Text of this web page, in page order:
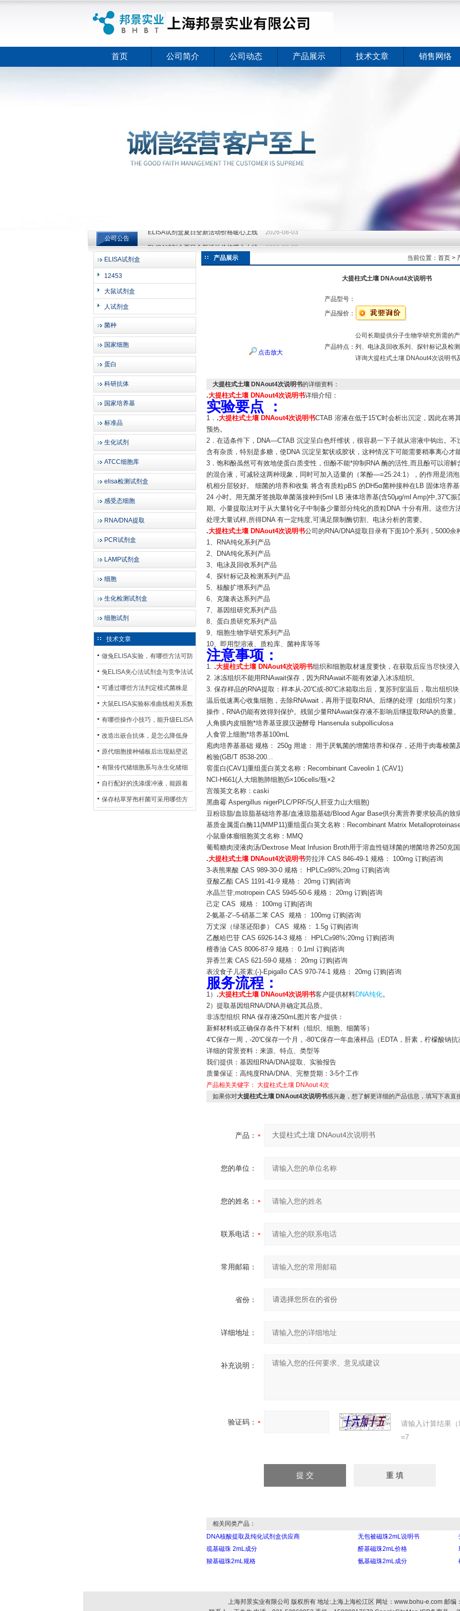
上海邦景实业有限公司
首页 公司简介 公司动态 产品展示 技术文章 销售网络
公司公告
ELISA试剂盒夏日全新活动价格暖心上线
ELISA试剂盒
12453
大鼠试剂盒
人试剂盒
菌种
国家细胞
蛋白
科研抗体
国家培养基
标准品
生化试剂
ATCC细胞库
elisa检测试剂盒
感受态细胞
RNA/DNA提取
PCR试剂盒
LAMP试剂盒
细胞
生化检测试剂盒
细胞试剂
技术文章
做兔ELISA实验，有哪些方法可防
止平台效应发生？
兔ELISA夹心法试剂盒与竞争法试
剂盒，适用检测场景存在哪些差
异？
可通过哪些方法判定模式菌株是
否存在杂菌污染？
大鼠ELISA实验标准曲线相关系数
偏低，可从哪些维度开展问题排
查？
有哪些操作小技巧，能升级ELISA
的LOD与LOQ性能？
改造出嵌合抗体，是怎么降低身
体生成抗鼠抗体（HAMA）的？
原代细胞接种铺板后出现贴壁迟
缓、悬浮细胞数量偏多的现象的
主要诱因
有限传代猪细胞系与永生化猪细
胞系，二者在增殖存活周期上有
什么区别？
自行配好的洗涤缓冲液，能跟着
试剂盒原装干粉放一处储存吗？
保存枯草芽孢杆菌可采用哪些方
产品展示 当前位置： 首页 >
大提柱式土壤 DNAout4次说明书
点击放大
产品型号：
产品报价：
产品特点：
公司长期提供分子生物学研究所需的
列、电泳及回收系列、探针标记及检
详询大提柱式土壤 DNAout4次说明书
大提柱式土壤 DNAout4次说明书的详细资料：
.大提柱式土壤 DNAout4次说明书详细介绍：
实验要点 ：
1． .大提柱式土壤 DNAout4次说明书CTAB 溶液在低于15℃时会析出沉淀，因此在将
预热。
2．在适条件下，DNA—CTAB 沉淀呈白色纤维状，很容易一下子就从溶液中钩出。不
含有杂质，特别是多糖，使DNA 沉淀呈絮状或胶状，这种情况下可能需要稍事离心才
3．饱和酚虽然可有效地使蛋白质变性，但酚不能*抑制RNA 酶的活性,而且酚可以溶解
的混合液，可减轻这两种现象，同时可加入适量的（苯酚—=25:24:1），的作用是消
机相分层较好。 细菌的培养和收集 将含有质粒pBS 的DH5α菌种接种在LB 固体培养
24 小时。用无菌牙签挑取单菌落接种到5ml LB 液体培养基(含50μg/ml Amp)中,37℃振
期。小量提取法对于从大量转化子中制备少量部分纯化的质粒DNA 十分有用。这些方
处理大量试样,所得DNA 有一定纯度,可满足限制酶切割、电泳分析的需要。
.大提柱式土壤 DNAout4次说明书公司的RNA/DNA提取目录有下面10个系列，5000余
1、RNA纯化系列产品
2、DNA纯化系列产品
3、电泳及回收系列产品
4、探针标记及检测系列产品
5、核酸扩增系列产品
6、克隆表达系列产品
7、基因组研究系列产品
8、蛋白质研究系列产品
9、细胞生物学研究系列产品
10、即用型溶液、质粒库、菌种库等等
注意事项：
1. .大提柱式土壤 DNAout4次说明书组织和细胞取材速度要快，在获取后应当尽快浸入
2. 冰冻组织不能用RNAwait保存，因为RNAwait不能有效渗入冰冻组织。
3. 保存样品的RNA提取：样本从-20℃或-80℃冰箱取出后，复苏到室温后，取出组织
温后低速离心收集细胞，去除RNAwait，再用于提取RNA。后继的处理（如组织匀浆
操作，RNA仍能有效得到保护。残留少量RNAwait保存液不影响后继提取RNA的质量。
人角膜内皮细胞*培养基亚膜汉逊酵母 Hansenula subpolliculosa
人食管上细胞*培养基100mL
庖肉培养基基础 规格： 250g 用途： 用于厌氧菌的增菌培养和保存，还用于肉毒梭菌
检验(GB/T 8538-200...
窖蛋白(CAV1)重组蛋白英文名称：Recombinant Caveolin 1 (CAV1)
NCI-H661(人大细胞肺细胞)5×106cells/瓶×2
宫颈英文名称：caski
黑曲霉 Aspergillus nigerPLC/PRF/5(人肝亚力山大细胞)
豆粉琼脂/血琼脂基础培养基/血液琼脂基础/Blood Agar Base供分离营养要求较高的致
基质金属蛋白酶11(MMP11)重组蛋白英文名称：Recombinant Matrix
小鼠垂体瘤细胞英文名称：MMQ
葡萄糖肉浸液肉汤/Dextrose Meat Infusion Broth用于溶血性链球菌的增菌培养250克
.大提柱式土壤 DNAout4次说明书劳拉泮 CAS 846-49-1 规格： 100mg 订购|咨询
3-表熊果酸 CAS 989-30-0 规格： HPLC≥98%;20mg 订购|咨询
亚酸乙酯 CAS 1191-41-9 规格： 20mg 订购|咨询
水晶兰苷;motropein CAS 5945-50-6 规格： 20mg 订购|咨询
己定 CAS 规格： 100mg 订购|咨询
2-氨基-2'--5-硝基二苯 CAS 规格： 100mg 订购|咨询
万丈深（绿茎还阳参） CAS 规格： 1.5g 订购|咨询
乙酰哈巴苷 CAS 6926-14-3 规格： HPLC≥98%;20mg 订购|咨询
檀香油 CAS 8006-87-9 规格： 0.1ml 订购|咨询
异香兰素 CAS 621-59-0 规格： 20mg 订购|咨询
表没食子儿茶素;(-)-Epigallo CAS 970-74-1 规格： 20mg 订购|咨询
服务流程：
1） .大提柱式土壤 DNAout4次说明书客户提供材料DNA纯化。
2）提取基因组RNA/DNA并确定其品质。
非冻型组织 RNA 保存液250mL图片客户提供：
新鲜材料或正确保存条件下材料（组织、细胞、细菌等）
4℃保存一周，-20℃保存一个月，-80℃保存一年血液样品（EDTA，肝素，柠檬酸钠抗
详细的背景资料：来源、特点、类型等
我们提供：基因组RNA/DNA提取、实验报告
质量保证：高纯度RNA/DNA、完整货期：3-5个工作
产品相关关键字： 大提柱式土壤 DNAout 4次
如果你对大提柱式土壤 DNAout4次说明书感兴趣，想了解更详细的产品信息，填写下表直
产品：
您的单位：
您的姓名：
联系电话：
常用邮箱：
省份：
详细地址：
补充说明：
验证码：
请输入计算结果
=7
相关同类产品：
DNA核酸提取及纯化试剂盒供应商
无包被磁珠2mL说明书
巯基磁珠 2mL成分
醛基磁珠2mL价格
羧基磁珠2mL规格
氨基磁珠2mL成分
上海邦景实业有限公司 版权所有 地址:上海上海松江区 网址： www.bohu-e.com邮编：